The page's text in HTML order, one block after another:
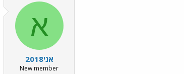
א
אני2018
New member